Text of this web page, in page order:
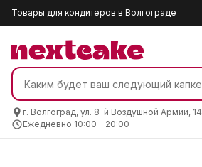
Товары для кондитеров в Волгограде
г. Волгоград, ул. 8-й Воздушной Армии, 14
Ежедневно 10:00 – 20:00